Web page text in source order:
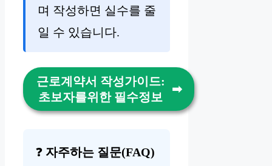
며 작성하면 실수를 줄
일 수 있습니다.
근로계약서 작성가이드:
초보자를위한 필수정보
❓ 자주하는 질문(FAQ)